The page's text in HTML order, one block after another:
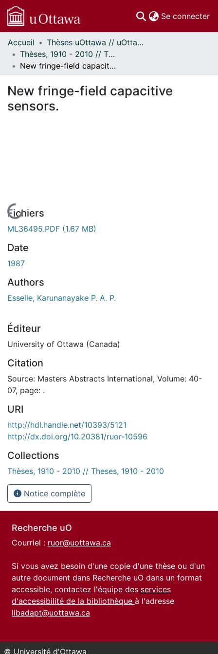
Se connecter
Communautés
et collections
Parcourir
À propos
Accueil
Thèses uOttawa // uOttawa Theses
Thèses, 1910 - 2010 // Theses, 1910 - 2010
New fringe-field capacitive sensors.
New fringe-field capacitive
sensors.
En cours de chargement...
Fichiers
ML36495.PDF (1.67 MB)
Date
1987
Authors
Esselle, Karunanayake P. A. P.
Éditeur
University of Ottawa (Canada)
Citation
Source: Masters Abstracts International, Volume: 40-
07, page: .
URI
http://hdl.handle.net/10393/5121
http://dx.doi.org/10.20381/ruor-10596
Collections
Thèses, 1910 - 2010 // Theses, 1910 - 2010
Notice complète
Recherche uO
Courriel : ruor@uottawa.ca
Si vous avez besoin d'une copie d'une thèse ou d'un
autre document dans Recherche uO dans un format
accessible, contactez l'équipe des services
d'accessibilité de la bibliothèque à l'adresse
libadapt@uottawa.ca
© Université d'Ottawa